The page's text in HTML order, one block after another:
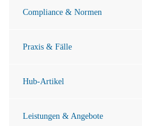
Compliance & Normen
Praxis & Fälle
Hub-Artikel
Leistungen & Angebote